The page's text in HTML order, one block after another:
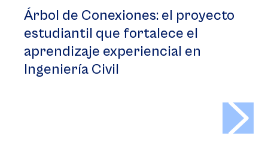
Árbol de Conexiones: el proyecto
estudiantil que fortalece el
aprendizaje experiencial en
Ingeniería Civil